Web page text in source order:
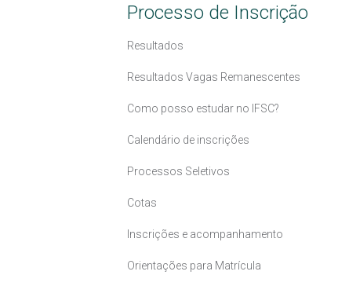
Processo de Inscrição
Resultados
Resultados Vagas Remanescentes
Como posso estudar no IFSC?
Calendário de inscrições
Processos Seletivos
Cotas
Inscrições e acompanhamento
Orientações para Matrícula